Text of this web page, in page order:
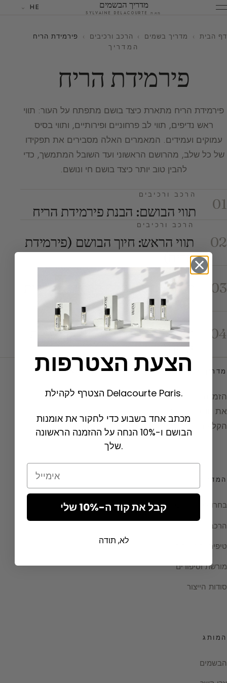
מדריך הבשמים
מאת SYLVAINE DELACOURTE
HE
דף הבית › מדריך בשמים › הרכב ורכיבים ›
פירמידת הריח
המדריך
פירמידת הריח
פירמידת הריח מתארת כיצד בושם מתפתח על העור: תווי
ראש נדיפים, תווי לב פרחוניים ופירותיים, ותווי בסיס
עמוקים ועמידים. המאמרים האלה מסבירים את תפקידו
של כל שלב, מהרושם הראשוני ועד השובל המתמשך, כדי
להבין טוב יותר כיצד בושם חי ונושם.
01
הרכב ורכיבים
תווי הבושם: הבנת פירמידת הריח
02
הרכב ורכיבים
תווי הראש: חיוך הבושם (פירמידת
הריח)
03
הרכב ורכיבים
תווי הבסיס: נשמת הבושם, עמידות
04
הרכב ורכיבים
תווי הלב: פרחים, פירות ופירמידת
הריח
מדריך הבשמים מאת SYLVAINE DELACOURTE
הזמנה לחקור ולהבין את אמנות הבושם. גלו
את חומרי הגלם, את האקורדים ואת מאחורי
הקלעים של היצירה, בין למידה להשראה.
המדריך
בחרו את החתימה שלכם
הרכב ורכיבים
טיפים וריטואלים
מורשת וסיפורים
סודות הייצור
המותג
הבשמים
הצעת הצטרפות
הצטרף לקהילת Delacourte Paris.
מכתב אחד בשבוע כדי לחקור את אומנות
הבושם ו-10% הנחה על ההזמנה הראשונה
שלך.
Email
קבל את קוד ה-10% שלי
לא, תודה